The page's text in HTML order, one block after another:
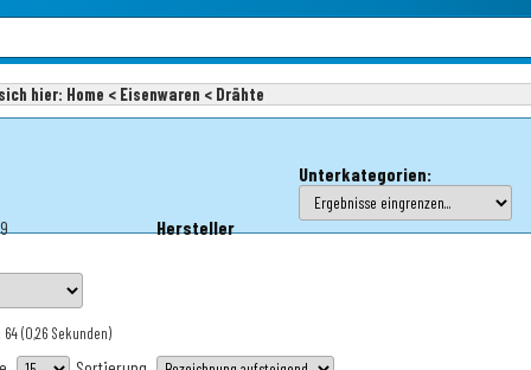
hier: Home < Eisenwaren < Drähte
Hersteller
Unterkategorien:
64(0,26 Sekunden)